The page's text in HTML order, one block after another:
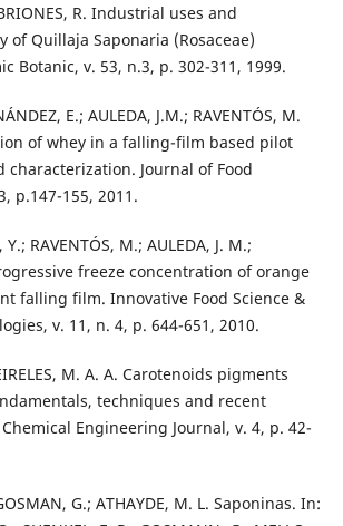
R. Industrial uses and
of Quillaja Saponaria (Rosaceae)
Botanic, v. 53, n.3, p. 302-311, 1999.
E.; AULEDA, J.M.; RAVENTÓS, M.
of whey in a falling-film based pilot
characterization. Journal of Food
p.147-155, 2011.
Y.; RAVENTÓS, M.; AULEDA, J. M.;
freeze concentration of orange
falling film. Innovative Food Science &
v. 11, n. 4, p. 644-651, 2010.
M. A. A. Carotenoids pigments
techniques and recent
Engineering Journal, v. 4, p. 42-
G.; ATHAYDE, M. L. Saponinas. In: